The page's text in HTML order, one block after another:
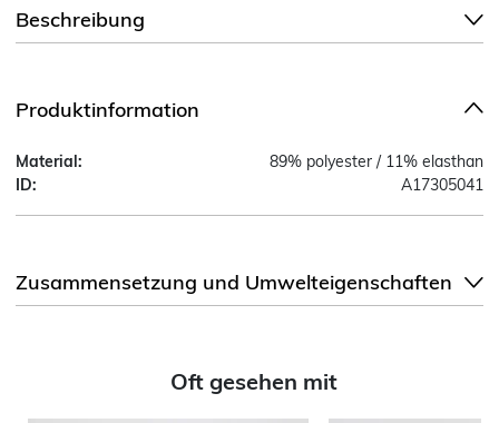
Beschreibung
Produktinformation
Material:
89% polyester / 11% elasthan
ID:
A17305041
Zusammensetzung und Umwelteigenschaften
Oft gesehen mit